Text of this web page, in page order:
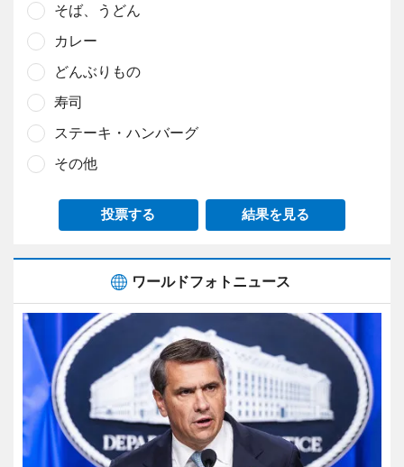
そば、うどん
カレー
どんぶりもの
寿司
ステーキ・ハンバーグ
その他
投票する 結果を見る
ワールドフォトニュース